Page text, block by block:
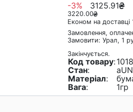
-3% 3125.91
3220.00
Економ на доставці
Замовлення,
Замовити: Урал, 1
Закінчується.
Код товару:1018
Стан:
Матеріал:
Вага: 1гр